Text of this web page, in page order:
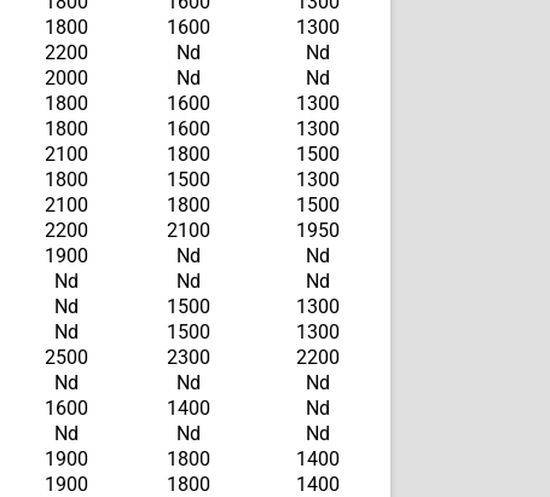
1800 1600
1300
2200 Nd
Nd
2000 Nd
Nd
1800 1600
1300
1800 1600
1300
2100 1800
1500
1800 1500
1300
2100 1800
1500
2200 2100
1950
1900 Nd
Nd
Nd Nd
Nd
Nd 1500
1300
Nd 1500
1300
2500 2300
2200
Nd Nd
Nd
1600 1400
Nd
Nd Nd
Nd
1900 1800
1400
1900 1800
1400